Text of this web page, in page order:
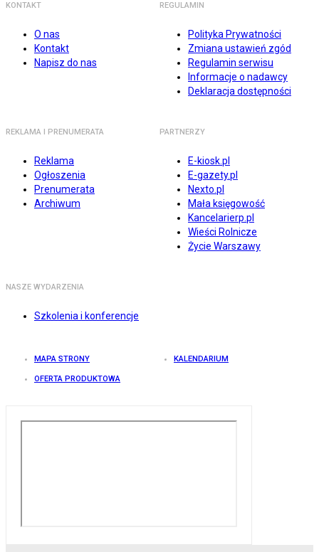
KONTAKT
O nas
Kontakt
Napisz do nas
REGULAMIN
Polityka Prywatności
Zmiana ustawień zgód
Regulamin serwisu
Informacje o nadawcy
Deklaracja dostępności
REKLAMA I PRENUMERATA
Reklama
Ogłoszenia
Prenumerata
Archiwum
PARTNERZY
E-kiosk.pl
E-gazety.pl
Nexto.pl
Mała księgowość
Kancelarierp.pl
Wieści Rolnicze
Życie Warszawy
NASZE WYDARZENIA
Szkolenia i konferencje
MAPA STRONY KALENDARIUM
OFERTA PRODUKTOWA